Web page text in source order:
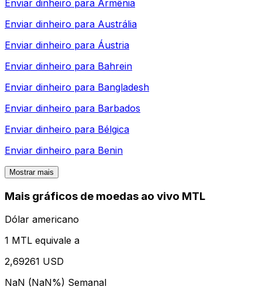
Enviar dinheiro para Armênia
Enviar dinheiro para Austrália
Enviar dinheiro para Áustria
Enviar dinheiro para Bahrein
Enviar dinheiro para Bangladesh
Enviar dinheiro para Barbados
Enviar dinheiro para Bélgica
Enviar dinheiro para Benin
Mostrar mais
Mais gráficos de moedas ao vivo MTL
Dólar americano
1 MTL equivale a
2,69261 USD
NaN (NaN%) Semanal